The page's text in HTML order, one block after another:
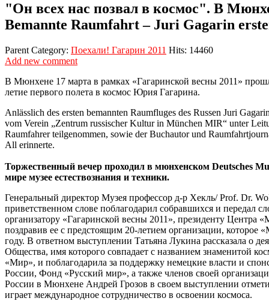
"Он всех нас позвал в космос". В
Bemannte Raumfahrt – Juri Gagarin
Parent Category: Поехали! Гагарин 2011 Hits: 14460
Add new comment
В Мюнхене 17 марта в рамках «Гагаринской весны 2011»
летие первого полета в космос Юрия Гагарина.
Anlässlich des ersten bemannten Raumfluges des Russen Juri
vom Verein „Zentrum russischer Kultur in München MIR“ unter
Raumfahrer teilgenommen, sowie der Buchautor und
All erinnerte.
Торжественный вечер проходил в мюнхенском Deutsches
мире музее естествознания и техники.
Генеральный директор Музея профессор д-р Хекль/ Prof. Dr.
приветственном слове поблагодарил собравшихся и передал
организатору «Гагаринской весны 2011», президенту Центра
поздравив ее с предстоящим 20-летием организации, которое
году. В ответном выступлении Татьяна Лукина рассказала о
Общества, имя которого совпадает с названием знаменитой
«Мир», и поблагодарила за поддержку немецкие власти и
России, Фонд «Русский мир», а также членов своей
России в Мюнхене Андрей Грозов в своем выступлении
играет международное сотрудничество в освоении космоса.